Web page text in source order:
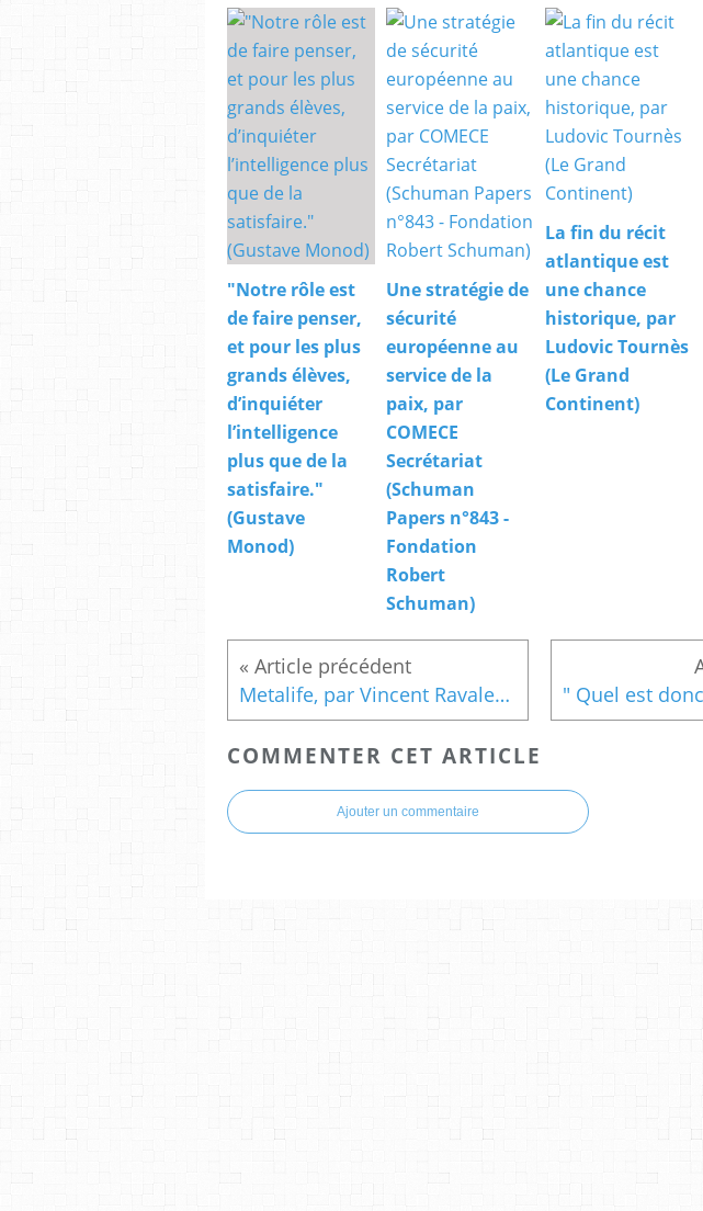
"Notre rôle est
de faire penser,
et pour les plus
grands élèves,
d’inquiéter
l’intelligence
plus que de la
satisfaire."
(Gustave
Monod)
Une stratégie de
sécurité
européenne au
service de la
paix, par
COMECE
Secrétariat
(Schuman
Papers n°843 -
Fondation
Robert
Schuman)
La fin du récit
atlantique est
une chance
historique, par
Ludovic Tournès
(Le Grand
Continent)
Metalife, par Vincent Ravalec - AOC media
COMMENTER CET ARTICLE
Ajouter un commentaire